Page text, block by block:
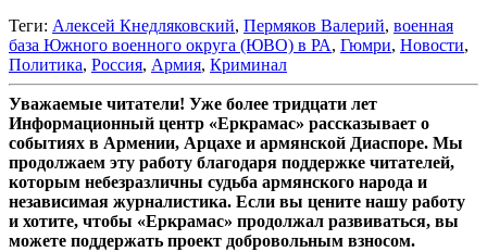
Теги: Алексей Кнедляковский, Пермяков Валерий, военная
база Южного военного округа (ЮВО) в РА, Гюмри, Новости,
Политика, Россия, Армия, Криминал
Уважаемые читатели! Уже более тридцати лет
Информационный центр «Еркрамас» рассказывает о
событиях в Армении, Арцахе и армянской Диаспоре. Мы
продолжаем эту работу благодаря поддержке читателей,
которым небезразличны судьба армянского народа и
независимая журналистика. Если вы цените нашу работу
и хотите, чтобы «Еркрамас» продолжал развиваться, вы
можете поддержать проект добровольным взносом.